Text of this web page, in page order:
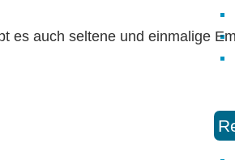
es auch seltene und einmalige